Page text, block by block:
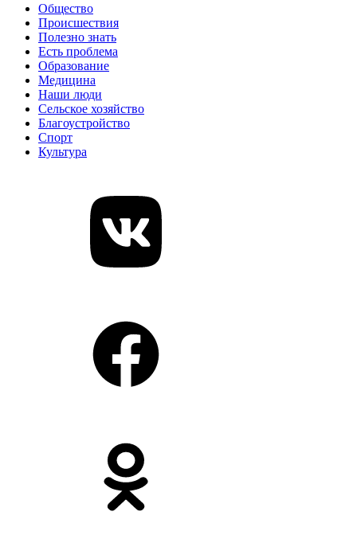
Общество
Происшествия
Полезно знать
Есть проблема
Образование
Медицина
Наши люди
Сельское хозяйство
Благоустройство
Спорт
Культура